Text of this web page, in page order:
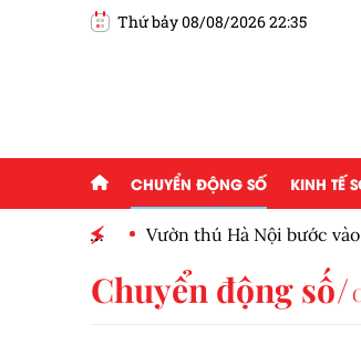
Thứ bảy 08/08/2026 22:35
CHUYỂN ĐỘNG SỐ KINH TẾ
Vườn thú Hà Nội bước vào
Chuyển động số